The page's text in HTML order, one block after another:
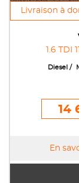
Livraison à
1.6 TDI
Diesel
14
En